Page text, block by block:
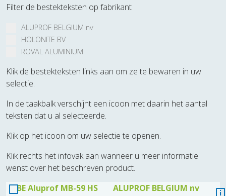
Filter de bestekteksten op fabrikant
ALUPROF BELGIUM nv
HOLONITE BV
ROVAL ALUMINIUM
Klik de bestekteksten links aan om ze te bewaren in uw
selectie.
In de taakbalk verschijnt een icoon met daarin het aantal
teksten dat u al selecteerde.
Klik op het icoon om uw selectie te openen.
Klik rechts het infovak aan wanneer u meer informatie
wenst over het beschreven product.
BE Aluprof MB-59 HS
ALUPROF BELGIUM nv